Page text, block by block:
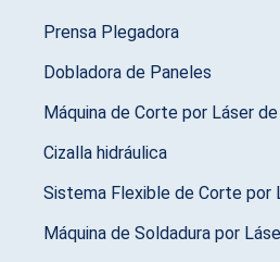
Prensa Plegadora
Dobladora de Paneles
Máquina de Corte por Láser
Cizalla hidráulica
Sistema Flexible de Corte por
Máquina de Soldadura por